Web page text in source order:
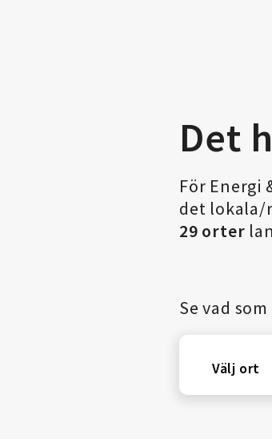
Det
För Energi
det lokala/
29 orter
Se vad
Välj ort